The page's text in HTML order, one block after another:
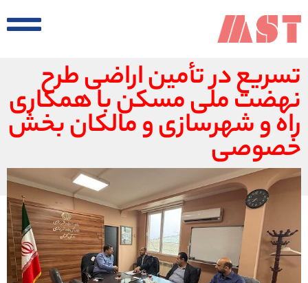
تسریع در تأمین اراضی طرح
نهضت ملی مسکن با همکاری
راه و شهرسازی و مالکان بخش
خصوصی